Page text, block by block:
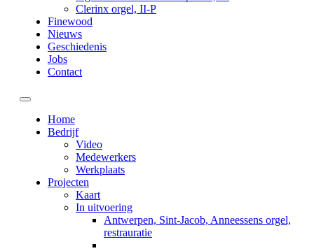
Clerinx orgel, II-P
Finewood
Nieuws
Geschiedenis
Jobs
Contact
Toggle navigation
Home
Bedrijf
Video
Medewerkers
Werkplaats
Projecten
Kaart
In uitvoering
Antwerpen, Sint-Jacob, Anneessens orgel,
restrauratie